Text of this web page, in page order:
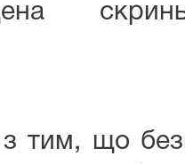
що